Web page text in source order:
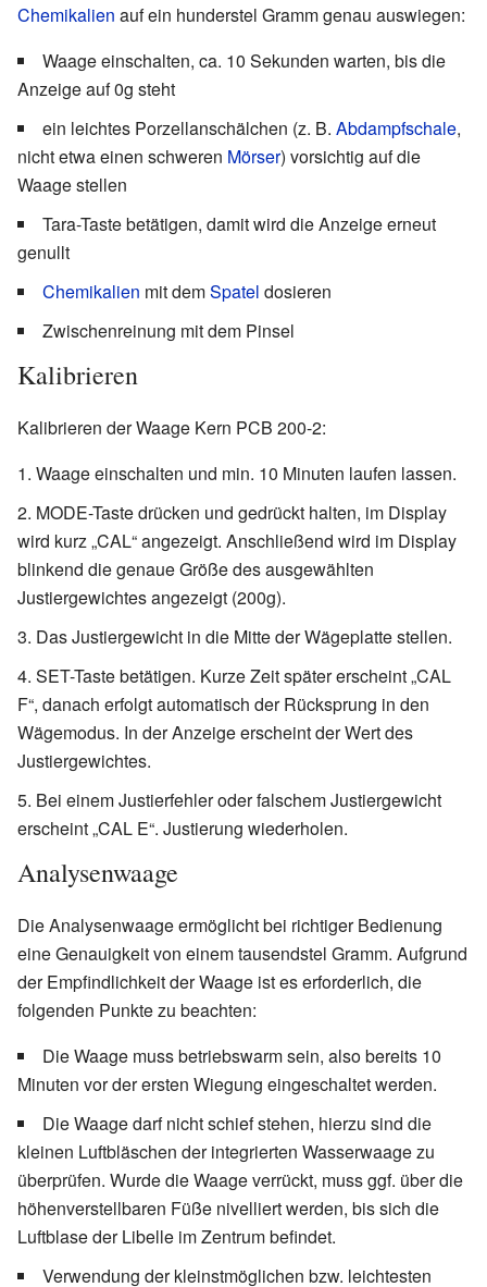
Chemikalien auf ein hunderstel Gramm genau auswiegen:
Waage einschalten, ca. 10 Sekunden warten, bis die
Anzeige auf 0g steht
ein leichtes Porzellanschälchen (z. B. Abdampfschale,
nicht etwa einen schweren Mörser) vorsichtig auf die
Waage stellen
Tara-Taste betätigen, damit wird die Anzeige erneut
genullt
Chemikalien mit demSpatel dosieren
Zwischenreinung mit dem Pinsel
Kalibrieren
Kalibrieren der Waage Kern PCB 200-2:
Waage einschalten und min. 10 Minuten laufen lassen.
MODE-Taste drücken und gedrückt halten, im Display
wird kurz „CAL“ angezeigt. Anschließend wird im Display
blinkend die genaue Größe des ausgewählten
Justiergewichtes angezeigt (200g).
Das Justiergewicht in die Mitte der Wägeplatte stellen.
SET-Taste betätigen. Kurze Zeit später erscheint „CAL
F“, danach erfolgt automatisch der Rücksprung in den
Wägemodus. In der Anzeige erscheint der Wert des
Justiergewichtes.
Bei einem Justierfehler oder falschem Justiergewicht
erscheint „CAL E“. Justierung wiederholen.
Analysenwaage
Die Analysenwaage ermöglicht bei richtiger Bedienung
eine Genauigkeit von einem tausendstel Gramm. Aufgrund
der Empfindlichkeit der Waage ist es erforderlich, die
folgenden Punkte zu beachten:
Die Waage muss betriebswarm sein, also bereits 10
Minuten vor der ersten Wiegung eingeschaltet werden.
Die Waage darf nicht schief stehen, hierzu sind die
kleinen Luftbläschen der integrierten Wasserwaage zu
überprüfen. Wurde die Waage verrückt, muss ggf. über die
höhenverstellbaren Füße nivelliert werden, bis sich die
Luftblase der Libelle im Zentrum befindet.
Verwendung der kleinstmöglichen bzw. leichtesten